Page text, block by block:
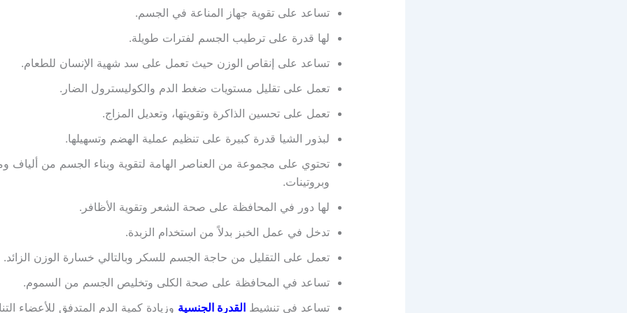
تساعد على تقوية جهاز المناعة في الجسم.
لها قدرة على ترطيب الجسم لفترات طويلة.
تساعد على إنقاص الوزن حيث تعمل على سد شهية الإنسان للطعام.
تعمل على تقليل مستويات ضغط الدم والكوليسترول الضار.
تعمل على تحسين الذاكرة وتقويتها، وتعديل المزاج.
لبذور الشيا قدرة كبيرة على تنظيم عملية الهضم وتسهيلها.
تحتوي على مجموعة من العناصر الهامة لتقوية وبناء الجسم من ألياف
وبروتينات.
لها دور في المحافظة على صحة الشعر وتقوية الأظافر.
تدخل في عمل الخبز بدلاً من استخدام الزبدة.
تعمل على التقليل من حاجة الجسم للسكر وبالتالي خسارة الوزن الزائد.
تساعد في المحافظة على صحة الكلى وتخليص الجسم من السموم.
تساعد في تنشيط القدرة الجنسية وزيادة كمية الدم المتدفق للأعضاء